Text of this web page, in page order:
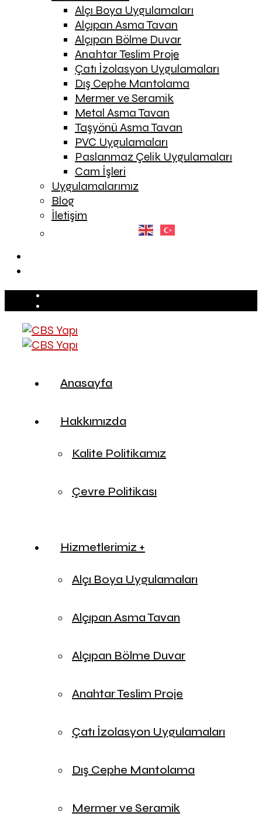
Alçı Boya Uygulamaları
Alçıpan Asma Tavan
Alçıpan Bölme Duvar
Anahtar Teslim Proje
Çatı İzolasyon Uygulamaları
Dış Cephe Mantolama
Mermer ve Seramik
Metal Asma Tavan
Taşyönü Asma Tavan
PVC Uygulamaları
Paslanmaz Çelik Uygulamaları
Cam İşleri
Uygulamalarımız
Blog
İletişim
Anasayfa
Hakkımızda
Kalite Politikamız
Çevre Politikası
Hizmetlerimiz +
Alçı Boya Uygulamaları
Alçıpan Asma Tavan
Alçıpan Bölme Duvar
Anahtar Teslim Proje
Çatı İzolasyon Uygulamaları
Dış Cephe Mantolama
Mermer ve Seramik